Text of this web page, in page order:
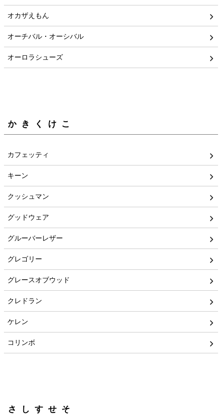
オカザえもん
オーチバル・オーシバル
オーロラシューズ
かきくけこ
カフェッティ
キーン
クッシュマン
グッドウェア
グルーバーレザー
グレゴリー
グレースオブウッド
クレドラン
ケレン
コリンボ
さしすせそ